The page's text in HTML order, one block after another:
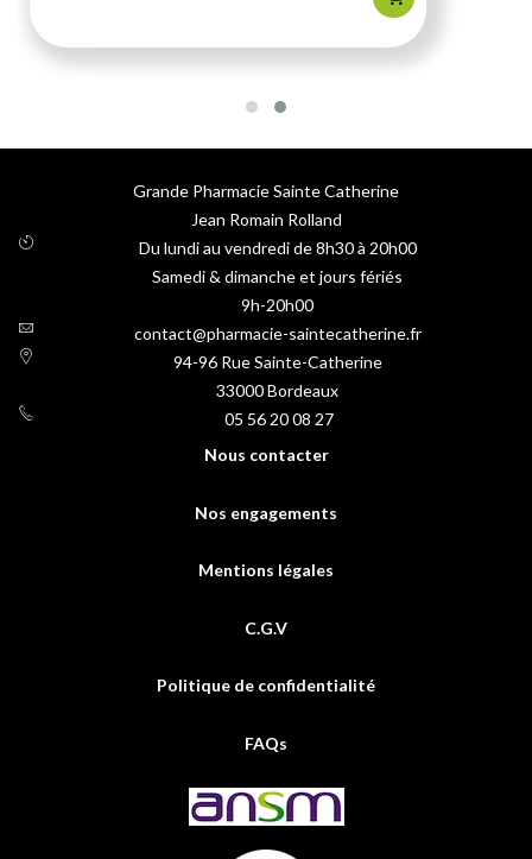
Grande Pharmacie Sainte Catherine
Jean Romain Rolland
Du lundi au vendredi de 8h30 à 20h00
Samedi & dimanche et jours fériés
9h-20h00
contact@pharmacie-saintecatherine.fr
94-96 Rue Sainte-Catherine
33000Bordeaux
05 56 20 08 27
Nous contacter
Nos engagements
Mentions légales
C.G.V
Politique de confidentialité
FAQs